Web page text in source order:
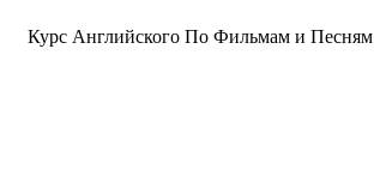
Курс Английского По Фильмам и Песням